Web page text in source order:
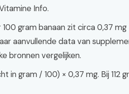
Info.
gram banaan zit circa 0,37 mg
aanvullende data van
bronnen vergelijken.
in gram / 100) × 0,37 mg. Bij 112